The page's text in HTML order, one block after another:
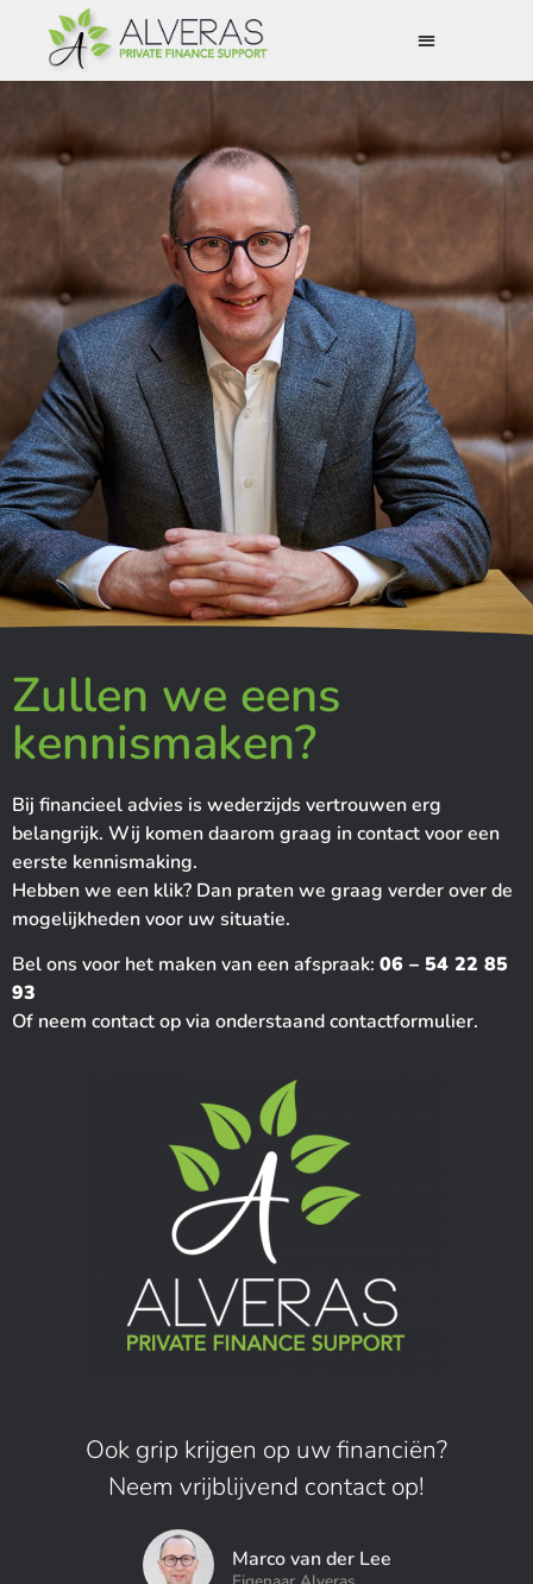
Zullen we eens
kennismaken?
Bij financieel advies is wederzijds vertrouwen erg
belangrijk. Wij komen daarom graag in contact voor een
eerste kennismaking.
Hebben we een klik? Dan praten we graag verder over de
mogelijkheden voor uw situatie.
Bel ons voor het maken van een afspraak: 06 – 54 22 85
93
Of neem contact op via onderstaand contactformulier.
Ook grip krijgen op uw financiën?
Neem vrijblijvend contact op!
Marco van der Lee